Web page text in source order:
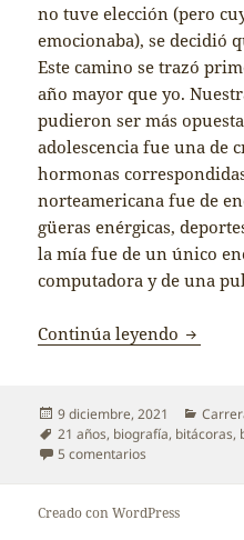
no tuve elección (pero
emocionaba), se decidió
Este camino se trazó
año mayor que yo.
pudieron ser más
adolescencia fue una de
hormonas
norteamericana fue de
güeras enérgicas,
la mía fue de un único
computadora y de una
Continúa leyendo 21 años
Publicado
el
9 diciembre, 2021
Etiquetas
21 años, biografía, bitácoras,
5 comentarios
Creado con WordPress